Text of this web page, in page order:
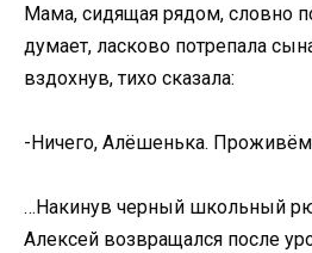
Мама, сидящая рядом, словно
думает, ласково потрепала
вздохнув, тихо сказала:
-Ничего, Алёшенька.
…Накинув черный школьный
Алексей возвращался после